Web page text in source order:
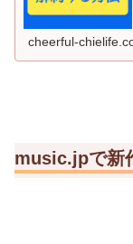
cheerful-
music.jpで新